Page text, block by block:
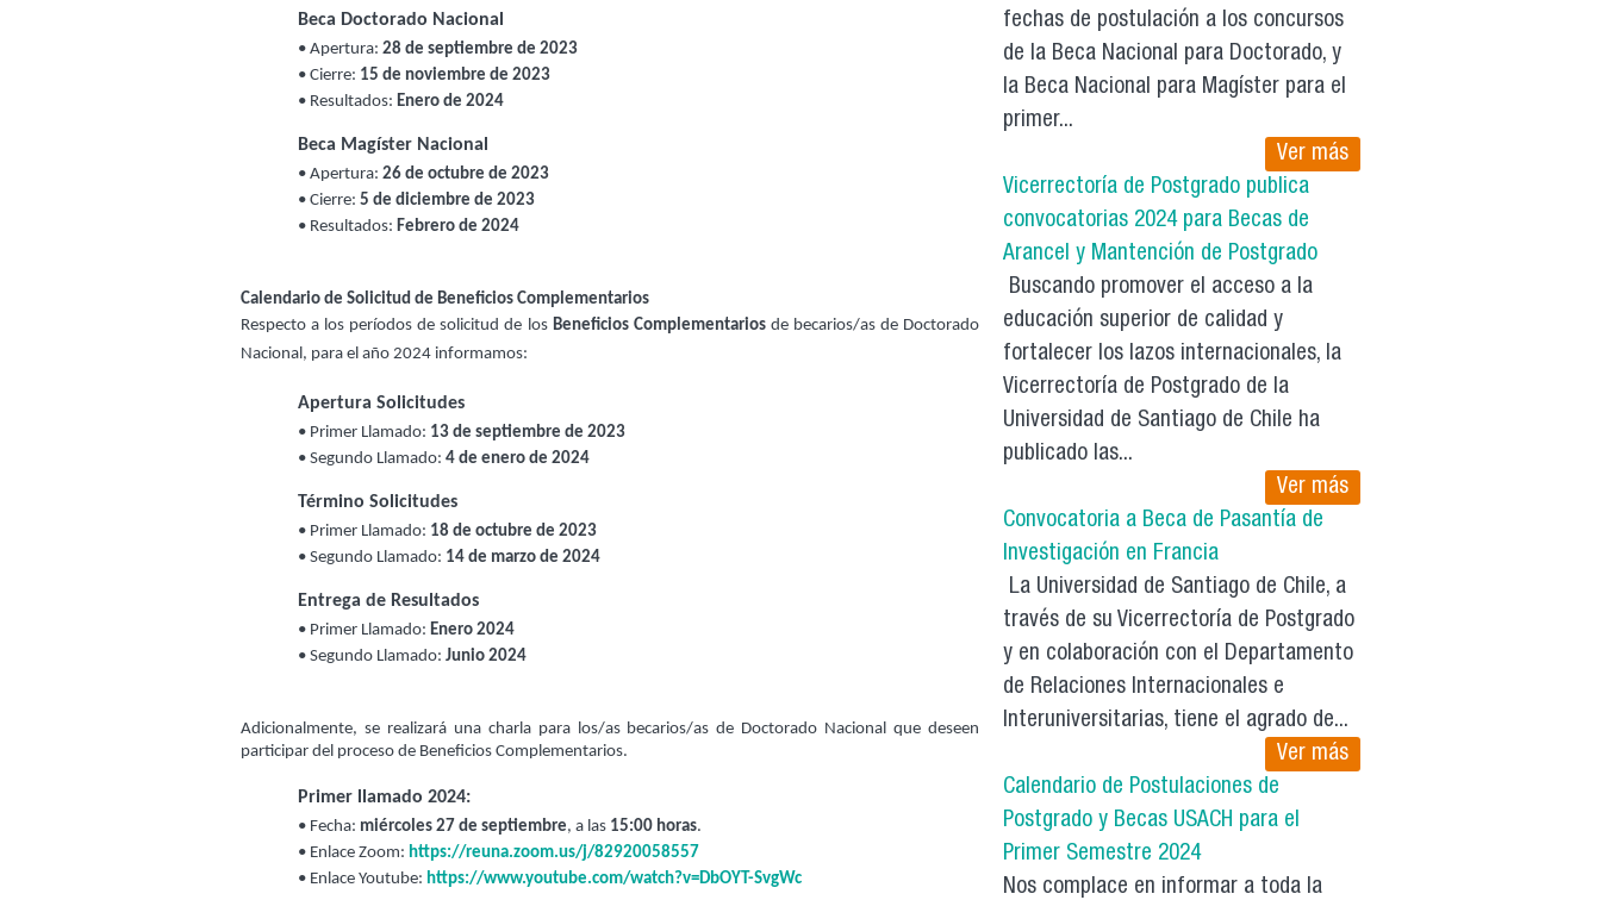
Beca Doctorado Nacional
• Apertura: 28 de septiembre de 2023
• Cierre: 15 de noviembre de 2023
• Resultados: Enero de 2024
Beca Magíster Nacional
• Apertura: 26 de octubre de 2023
• Cierre: 5 de diciembre de 2023
• Resultados: Febrero de 2024
Calendario de Solicitud de Beneficios Complementarios
Respecto a los períodos de solicitud de los Beneficios Complementariosde becarios/as de Doctorado
Nacional, para el año 2024 informamos:
Apertura Solicitudes
• Primer Llamado: 13 de septiembre de 2023
• Segundo Llamado: 4 de enero de 2024
Término Solicitudes
• Primer Llamado: 18 de octubre de 2023
• Segundo Llamado: 14 de marzo de 2024
Entrega de Resultados
• Primer Llamado: Enero 2024
• Segundo Llamado: Junio 2024
Adicionalmente, se realizará una charla para los/as becarios/as de Doctorado Nacional que deseen
participar del proceso de Beneficios Complementarios.
Primer llamado 2024:
• Fecha: miércoles 27 de septiembre, a las 15:00 horas.
• Enlace Zoom: https://reuna.zoom.us/j/82920058557
• Enlace Youtube: https://www.youtube.com/watch?v=DbOYT-SvgWc
fechas de postulación a los concursos
de la Beca Nacional para Doctorado, y
la Beca Nacional para Magíster para el
primer...
Ver más
Vicerrectoría de Postgrado publica
convocatorias 2024 para Becas de
Arancel y Mantención de Postgrado
Buscando promover el acceso a la
educación superior de calidad y
fortalecer los lazos internacionales, la
Vicerrectoría de Postgrado de la
Universidad de Santiago de Chile ha
publicado las...
Ver más
Convocatoria a Beca de Pasantía de
Investigación en Francia
La Universidad de Santiago de Chile, a
través de su Vicerrectoría de Postgrado
y en colaboración con el Departamento
de Relaciones Internacionales e
Interuniversitarias, tiene el agrado de...
Ver más
Calendario de Postulaciones de
Postgrado y Becas USACH para el
Primer Semestre 2024
Nos complace en informar a toda la